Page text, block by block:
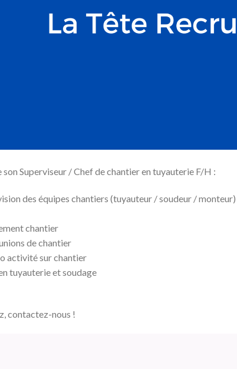
son Superviseur / Chef de chantier en tuyauterie F/H :
des équipes chantiers (tuyauteur / soudeur / monteur)
chantier
de chantier
activité sur chantier
tuyauterie et soudage
contactez-nous !